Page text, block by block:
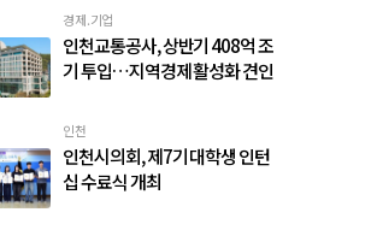
경제.기업
인천교통공사, 상반기 408억 조
기 투입…지역경제 활성화 견인
인천
인천시의회, 제7기 대학생 인턴
십 수료식 개최